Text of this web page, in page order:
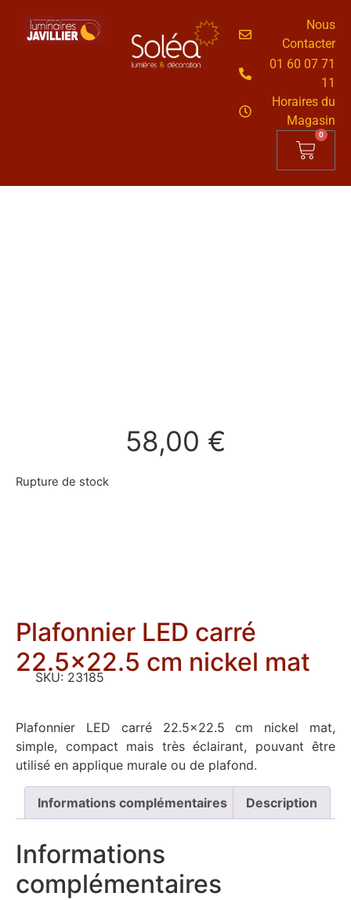
Nous
Contacter
01 60 07 71
11
Horaires du
Magasin
0
58,00 €
Rupture de stock
Plafonnier LED carré
22.5×22.5 cm nickel mat
SKU: 23185
Plafonnier LED carré 22.5×22.5 cm nickel mat,
simple, compact mais très éclairant, pouvant être
utilisé en applique murale ou de plafond.
Informations complémentaires Description
Informations
complémentaires